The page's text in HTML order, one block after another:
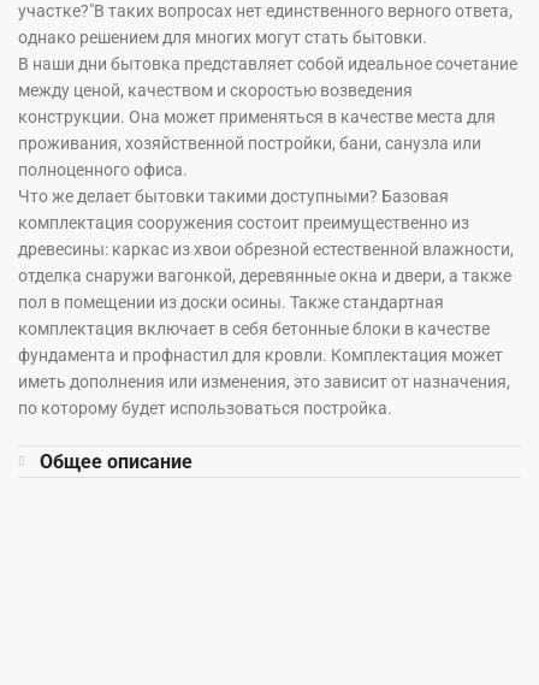
участке?"В таких вопросах нет единственного верного ответа,
однако решением для многих могут стать бытовки.
В наши дни бытовка представляет собой идеальное сочетание
между ценой, качеством и скоростью возведения
конструкции. Она может применяться в качестве места для
проживания, хозяйственной постройки, бани, санузла или
полноценного офиса.
Что же делает бытовки такими доступными? Базовая
комплектация сооружения состоит преимущественно из
древесины: каркас из хвои обрезной естественной влажности,
отделка снаружи вагонкой, деревянные окна и двери, а также
пол в помещении из доски осины. Также стандартная
комплектация включает в себя бетонные блоки в качестве
фундамента и профнастил для кровли. Комплектация может
иметь дополнения или изменения, это зависит от назначения,
по которому будет использоваться постройка.
Общее описание